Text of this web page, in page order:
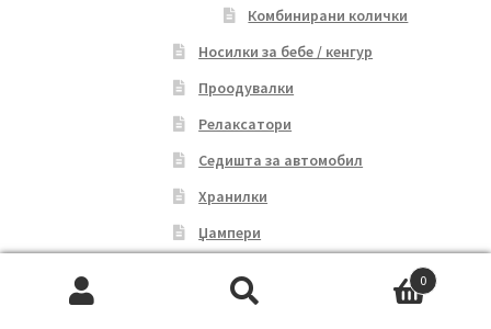
Комбинирани колички
Носилки за бебе / кенгур
Проодувалки
Релаксатори
Седишта за автомобил
Хранилки
Џампери
Дрвени креветчиња
0